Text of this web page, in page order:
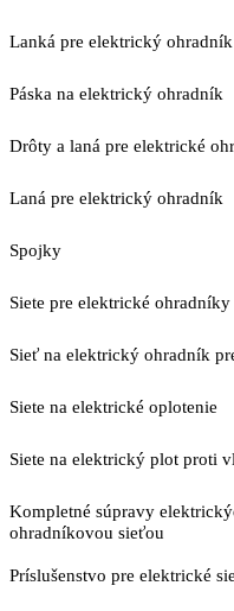
Lanká pre elektrický ohradník
Páska na elektrický ohradník
Drôty a laná pre elektrické
Laná pre elektrický ohradník
Spojky
Siete pre elektrické ohradníky
Sieť na elektrický ohradník
Siete na elektrické oplotenie
Siete na elektrický plot proti
Kompletné súpravy
ohradníkovou sieťou
Príslušenstvo pre elektrické